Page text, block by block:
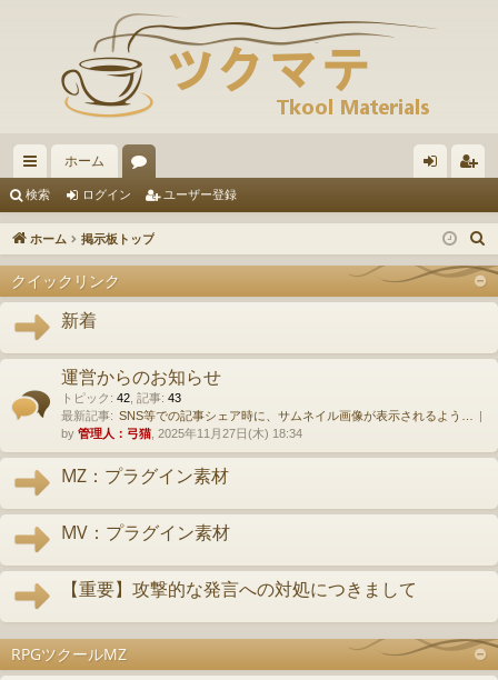
イ
ッ
リ
ン
ク
ホーム
ー
ム
イ ザ
登
検索 ログイン ユーザー登録
ホーム 掲示板トップ
クイックリンク
新着
運営からのお知らせ
トピック : 42 記事: 43
最新記事: SNS等での記事シェア時に、サムネイル画像が表示されるよう…
by 管理人：弓猫 , 2025年11月27日(木) 18:34
MZ：プラグイン素材
MV：プラグイン素材
【重要】攻撃的な発言への対処につきまして
RPGツクールMZ